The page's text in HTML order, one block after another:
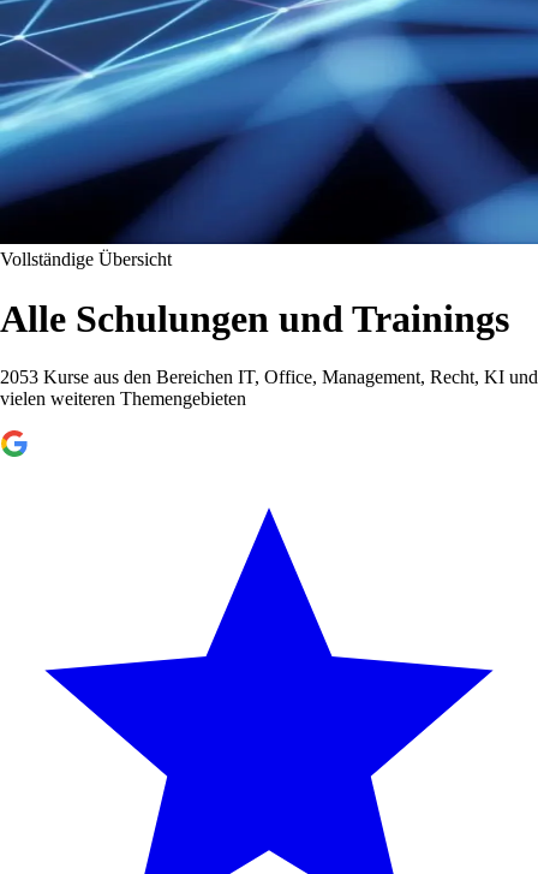
Vollständige Übersicht
Alle Schulungen und Trainings
2053 Kurse aus den Bereichen IT, Office, Management, Recht, KI und
vielen weiteren Themengebieten